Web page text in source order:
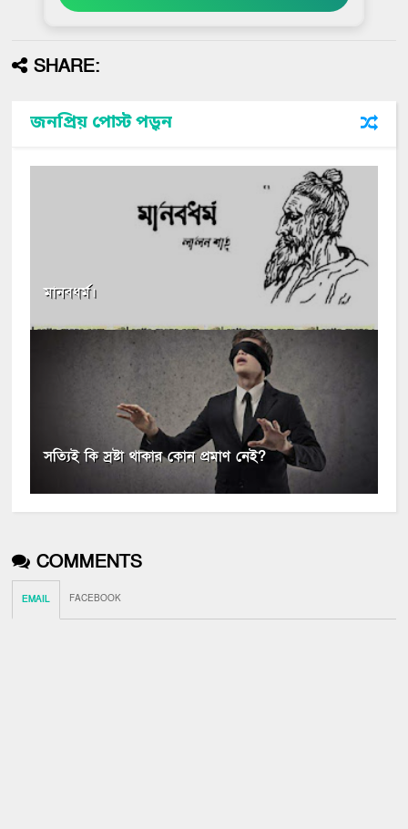
SHARE:
জনপ্রিয় পোস্ট পড়ুন
মানবধর্ম।
সত্যিই কি স্রষ্টা থাকার কোন প্রমাণ নেই?
COMMENTS
EMAIL FACEBOOK